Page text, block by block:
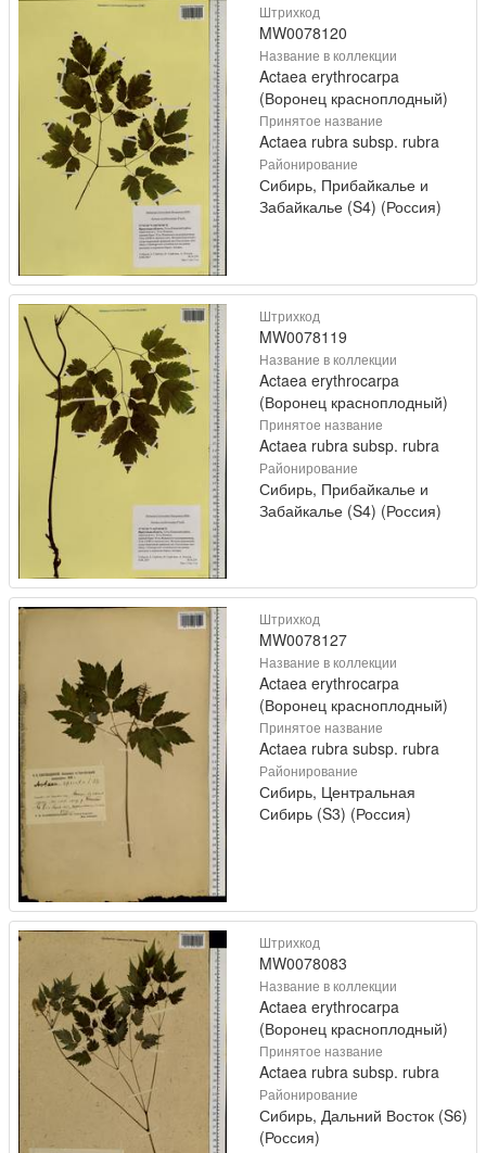
Штрихкод
MW0078120
Название в коллекции
Actaea erythrocarpa
(Воронец красноплодный)
Принятое название
Actaea rubra subsp. rubra
Районирование
Сибирь, Прибайкалье и
Забайкалье (S4) (Россия)
Штрихкод
MW0078119
Название в коллекции
Actaea erythrocarpa
(Воронец красноплодный)
Принятое название
Actaea rubra subsp. rubra
Районирование
Сибирь, Прибайкалье и
Забайкалье (S4) (Россия)
Штрихкод
MW0078127
Название в коллекции
Actaea erythrocarpa
(Воронец красноплодный)
Принятое название
Actaea rubra subsp. rubra
Районирование
Сибирь, Центральная
Сибирь (S3) (Россия)
Штрихкод
MW0078083
Название в коллекции
Actaea erythrocarpa
(Воронец красноплодный)
Принятое название
Actaea rubra subsp. rubra
Районирование
Сибирь, Дальний Восток (S6)
(Россия)